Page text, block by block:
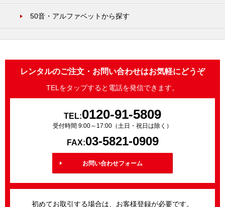
50音・アルファベットから探す
レンタルのご注文・お問い合わせはお気軽にどうぞ
TELをタップすると電話を発信できます。
TEL:0120-91-5809
受付時間 9:00～17:00（土日・祝日は除く）
FAX:03-5821-0909
お問い合わせフォーム
初めてお取引する場合は、お客様登録が必要です。